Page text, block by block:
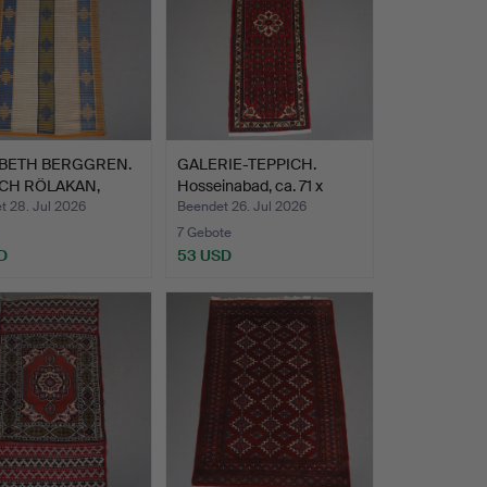
BERGGREN.
RÖLAKAN,
28. Jul 2026
GALERIE-TEPPICH.
Hosseinabad, ca. 71 x
202…
Beendet 26. Jul 2026
7 Gebote
53 USD